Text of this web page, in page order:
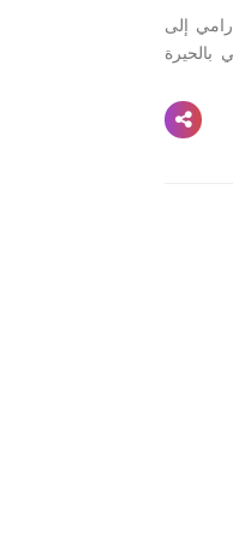
إلى